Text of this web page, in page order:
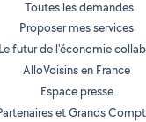
Toutes les demandes
Proposer mes services
futur de l'économie
AlloVoisins en France
Espace presse
et Grands